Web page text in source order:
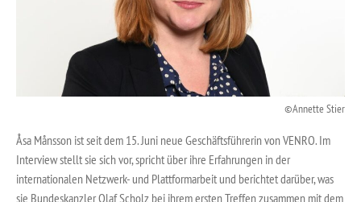
Annette Stier
Åsa Månsson ist seit dem 15. Juni neue Geschäftsführerin von VENRO. Im
Interview stellt sie sich vor, spricht über ihre Erfahrungen in der
internationalen Netzwerk- und Plattformarbeit und berichtet darüber, was
sie Bundeskanzler Olaf Scholz bei ihrem ersten Treffen zusammen mit dem